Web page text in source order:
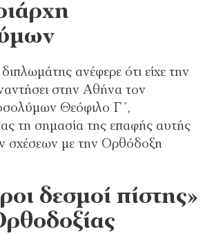
ανέφερε ότι είχε την
στην Αθήνα τον
Θεόφιλο Γ΄,
τη σημασία της επαφής αυτής
σχέσεων με την Ορθόδοξη
δεσμοί πίστης»